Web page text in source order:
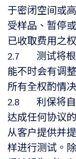
于密闭空间或
受样品、暂停
已收取费用之
2.7 测试将根
能不时会有调
所有全权酌情
2.8 利保将自
达成任何协议
从客户提供并
样进行测试。